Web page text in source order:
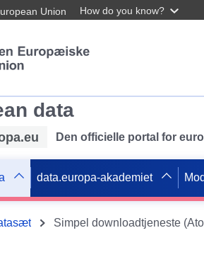
Union How do you know?
data
Den officielle portal for
data.europa-akademiet